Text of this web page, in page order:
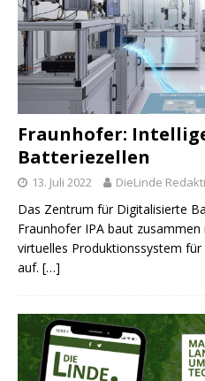
Fraunhofer:
Batteriezellen
13. Juli 2022 DieLinde
Das Zentrum für Digitalisierte
Fraunhofer IPA baut
virtuelles Produktionssystem
auf. […]